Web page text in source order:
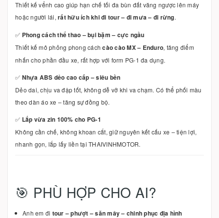
Thiết kế vểnh cao giúp hạn chế tối đa bùn đất văng ngược lên máy
hoặc người lái,rất hữu ích khi đi tour – đi mưa – đi rừng.
✅ Phong cách thể thao – bụi bặm – cực ngầu
Thiết kế mô phỏng phong cáchcào cào MX – Enduro, tăng điểm
nhấn cho phần đầu xe, rất hợp với form PG-1 đa dụng.
✅ Nhựa ABS dẻo cao cấp – siêu bền
Dẻo dai, chịu va đập tốt, không dễ vỡ khi va chạm. Có thể phối màu
theo dàn áo xe – tăng sự đồng bộ.
✅ Lắp vừa zin 100% cho PG-1
Không cần chế, không khoan cắt, giữ nguyên kết cấu xe – tiện lợi,
nhanh gọn, lắp lấy liền tại THAIVINHMOTOR.
🎯 PHÙ HỢP CHO AI?
Anh em đi tour – phượt – săn mây – chinh phục địa hình